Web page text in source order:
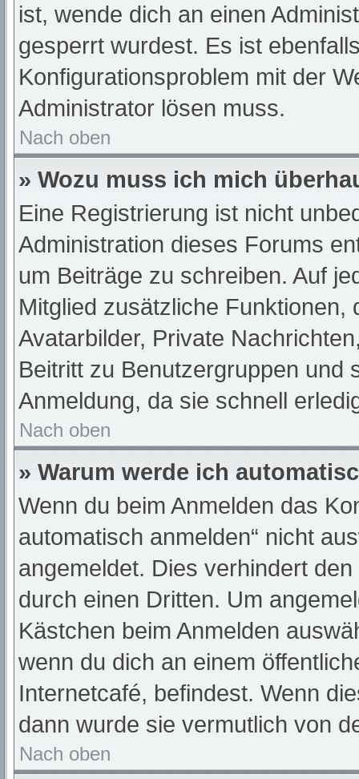
ist, wende dich an einen
gesperrt wurdest. Es ist
Konfigurationsproblem mit der
Administrator lösen muss.
Nach oben
» Wozu muss ich mich
Eine Registrierung ist nicht
Administration dieses Forums
um Beiträge zu schreiben. Auf
Mitglied zusätzliche
Avatarbilder, Private
Beitritt zu Benutzergruppen und
Anmeldung, da sie schnell
Nach oben
» Warum werde ich
Wenn du beim Anmelden das
automatisch anmelden“ nicht
angemeldet. Dies verhindert
durch einen Dritten. Um
Kästchen beim Anmelden
wenn du dich an einem
Internetcafé, befindest. Wenn
dann wurde sie vermutlich von
Nach oben